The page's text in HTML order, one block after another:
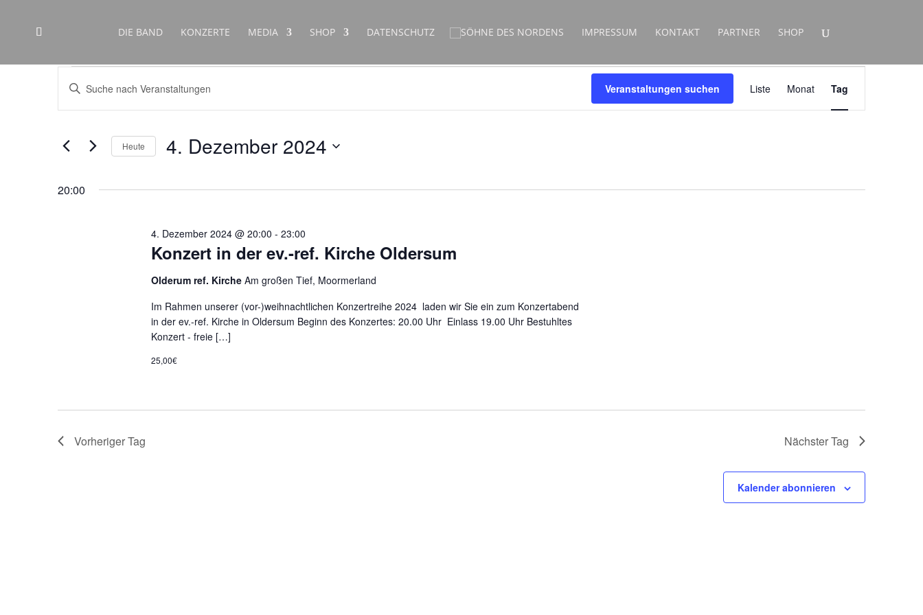
DIE BAND KONZERTE MEDIA SHOP DATENSCHUTZ IMPRESSUM KONTAKT PARTNER SHOP
Veranstaltungen
für
4.
Dezember
2024
Veranstaltungen
Suche
und
Navigation
Bitte
Schlüsselwort
eingeben.
nach
Veranstaltungen suchen
Veranstaltung
Ansichten-
Navigation
Liste Monat Tag
Heute 4. Dezember 2024
20:00
Konzert in der ev.-ref. Kirche Oldersum
4. Dezember 2024 @ 20:00 - 23:00
Olderum ref. Kirche Am großen Tief, Moormerland
Im Rahmen unserer (vor-)weihnachtlichen Konzertreihe 2024 laden wir Sie ein zum Konzertabend
in der ev.-ref. Kirche in Oldersum Beginn des Konzertes: 20.00 Uhr Einlass 19.00 Uhr Bestuhltes
Konzert - freie […]
25,00€
Vorheriger Tag Nächster Tag
Kalender abonnieren